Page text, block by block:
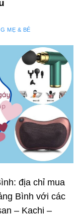
MẸ & BÉ
địa chỉ mua
Bình với các
– Kachi –